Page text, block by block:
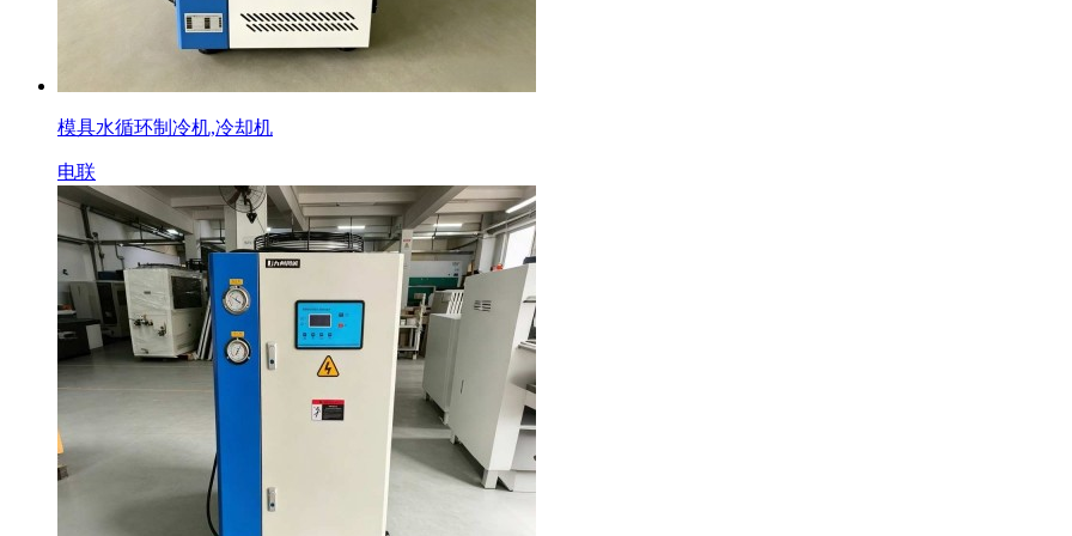
模具水循环制冷机,冷却机
电联